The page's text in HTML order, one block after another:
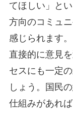
てほしい」と
方向のコミュ
感じられます
直接的に意見
セスにも一定
しょう。国民
仕組みがあれ